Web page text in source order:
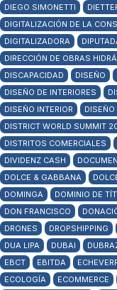
DIEGO SIMONETTI
DIGITALIZACIÓN DE LA
DIGITALIZADORA
DIRECCIÓN DE OBRAS
DISCAPACIDAD
DISEÑO
DISEÑO DE INTERIORES
DISEÑO INTERIOR
DISTRICT WORLD SUMMIT
DISTRITOS COMERCIALES
DIVIDENZ CASH
DOLCE & GABBANA
DOMINGA
DOMINIO DE
DON FRANCISCO
DRONES
DROPSHIPPING
DUA LIPA
DUBAI
EBCT
EBITDA
ECOLOGÍA
ECOMMERCE